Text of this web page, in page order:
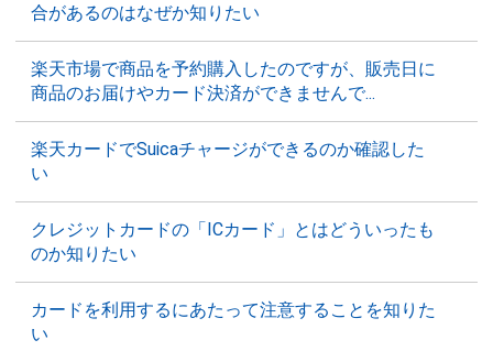
合があるのはなぜか知りたい
楽天市場で商品を予約購入したのですが、販売日に
商品のお届けやカード決済ができませんで...
楽天カードでSuicaチャージができるのか確認した
い
クレジットカードの「ICカード」とはどういったも
のか知りたい
カードを利用するにあたって注意することを知りた
い